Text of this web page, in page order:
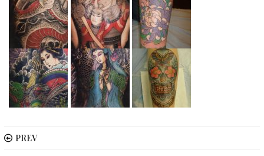
PREV